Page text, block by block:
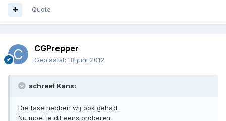
Quote
CGPrepper
Geplaatst: 18 juni 2012
schreef Kans:
Die fase hebben wij ook gehad.
Nu moet je dit eens proberen: